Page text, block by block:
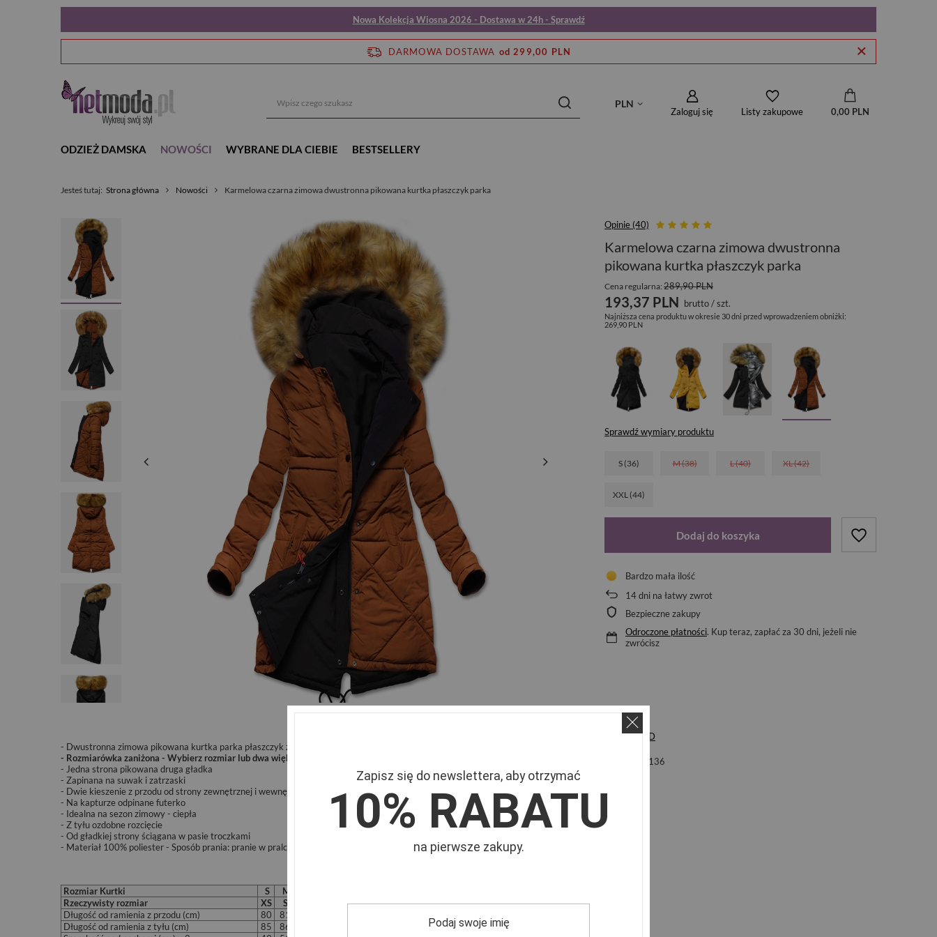
Nowa Kolekcja Wiosna 2026 - Dostawa w 24h - Sprawdź
DARMOWA DOSTAWA od 299,00 PLN
PLN
Zaloguj się Listy zakupowe 0,00 PLN
ODZIEŻ DAMSKA NOWOŚCI WYBRANE DLA CIEBIE BESTSELLERY
Jesteś tutaj: Strona główna Nowości Karmelowa czarna zimowa dwustronna pikowana kurtka płaszczyk parka
Opinie (40)
Karmelowa czarna zimowa dwustronna
pikowana kurtka płaszczyk parka
Cena regularna:289,90 PLN
193,37 PLN brutto/szt.
Najniższa cena produktu w okresie 30 dni przed wprowadzeniem obniżki:
269,90 PLN
Sprawdź wymiary produktu
S (36) M (38) L (40) XL (42)
XXL (44)
Dodaj do koszyka
Bardzo mała ilość
14dni na łatwy zwrot
Bezpieczne zakupy
Odroczone płatności. Kup teraz, zapłać za 30 dni, jeżeli nie
zwrócisz
- Dwustronna zimowa pikowana kurtka parka płaszczyk z kapturem
- Rozmiarówka zaniżona - Wybierz rozmiar lub dwa większy od tego który nosisz
- Jedna strona pikowana druga gładka
- Zapinana na suwak i zatrzaski
- Dwie kieszenie z przodu od strony zewnętrznej i wewnętrznej
- Na kapturze odpinane futerko
- Idealna na sezon zimowy - ciepła
- Z tyłu ozdobne rozcięcie
- Od gładkiej strony ściągana w pasie troczkami
- Materiał 100% poliester - Sposób prania: pranie w pralce w 30°C
Rozmiar Kurtki S M
Rzeczywisty rozmiar
XS S
L
Długość od ramienia z przodu (cm)
80 81
Długość od ramienia z tyłu (cm)
85 86
Marka LHD
M136
Zapisz się do newslettera, aby otrzymać
10% RABATU
na pierwsze zakupy.